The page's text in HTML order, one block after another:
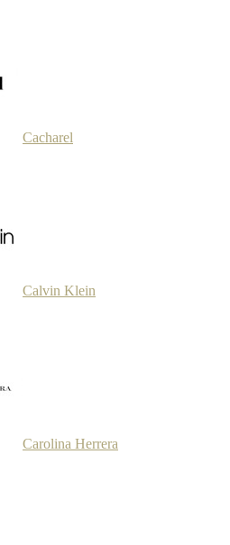
Cacharel
Calvin Klein
Carolina Herrera